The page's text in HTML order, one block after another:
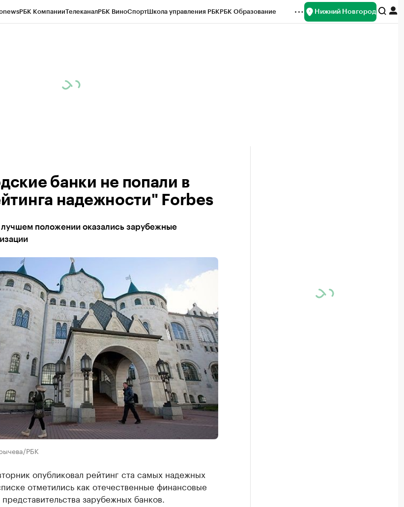
РБК КомпанииТелеканалРБК ВиноСпортШкола управления РБКРБК Образование Нижний Новгород
банки не попали в
надежности" Forbes
положении оказались зарубежные
РБК
опубликовал рейтинг ста самых надежных
отметились как отечественные финансовые
зарубежных банков.